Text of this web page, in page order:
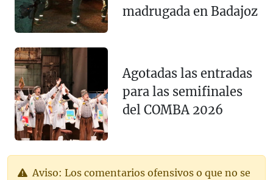
madrugada en Badajoz
Agotadas las entradas
para las semifinales
del COMBA 2026
Aviso: Los comentarios ofensivos o que no se